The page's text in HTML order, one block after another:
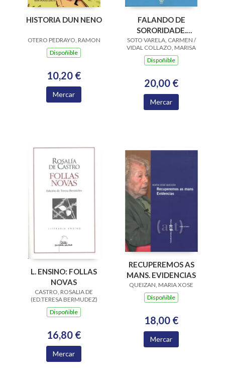
HISTORIA DUN NENO
OTERO PEDRAYO, RAMON
Dispoñible
10,20 €
Mercar
FALANDO DE
SORORIDADE.
ENCONTRO CON
PILAR WIRTZ
MOLEZUN
SOTO VARELA, CARMEN /
VIDAL COLLAZO, MARISA
Dispoñible
20,00 €
Mercar
L. ENSINO: FOLLAS
NOVAS
CASTRO, ROSALIA DE
(ED.TERESA BERMUDEZ)
Dispoñible
16,80 €
Mercar
RECUPEREMOS AS
MANS. EVIDENCIAS
QUEIZAN, MARIA XOSE
Dispoñible
18,00 €
Mercar